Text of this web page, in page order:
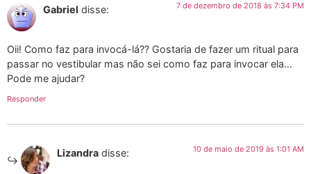
Gabriel disse: 7 de dezembro de 2018 às 7:34 PM
Oii! Como faz para invocá-lá?? Gostaria de fazer um ritual para
passar no vestibular mas não sei como faz para invocar ela…
Pode me ajudar?
Responder
Lizandra disse: 10 de maio de 2019 às 1:01 AM